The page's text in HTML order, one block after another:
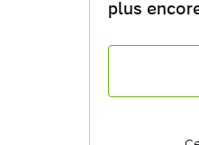
plus